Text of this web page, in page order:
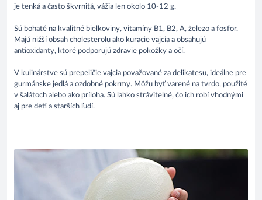
je tenká a často škvrnitá, vážia len okolo 10-12 g.
Sú bohaté na kvalitné bielkoviny, vitamíny B1, B2, A, železo a fosfor.
Majú nižší obsah cholesterolu ako kuracie vajcia a obsahujú
antioxidanty, ktoré podporujú zdravie pokožky a očí.
V kulinárstve sú prepeličie vajcia považované za delikatesu, ideálne pre
gurmánske jedlá a ozdobné pokrmy. Môžu byť varené na tvrdo, použité
v šalátoch alebo ako príloha. Sú ľahko stráviteľné, čo ich robí vhodnými
aj pre deti a starších ľudí.